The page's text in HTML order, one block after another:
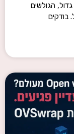
הגולשים
בודקים